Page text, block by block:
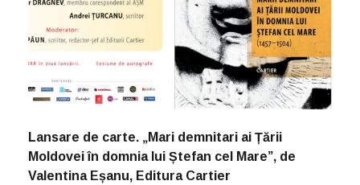
Lansare de carte. „Mari demnitari ai Țării
Moldovei în domnia lui Ștefan cel Mare”, de
Valentina Eșanu, Editura Cartier